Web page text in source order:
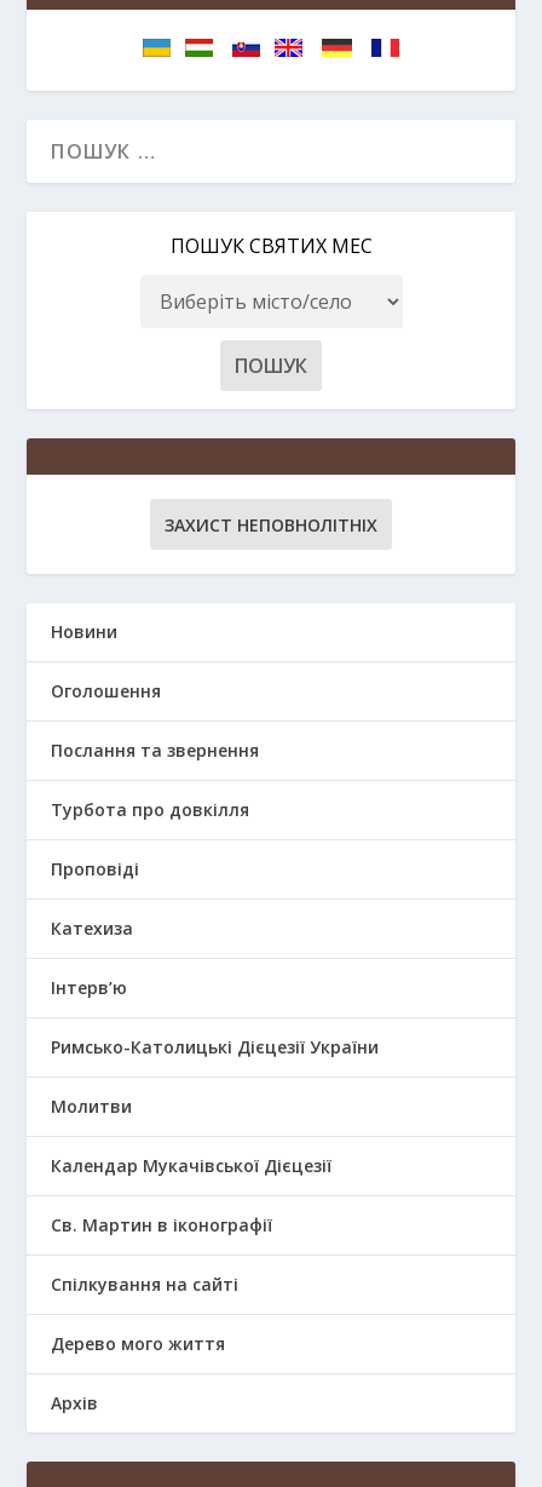
ПОШУК СВЯТИХ МЕС
ЗАХИСТ НЕПОВНОЛІТНІХ
Новини
Оголошення
Послання та звернення
Турбота про довкілля
Проповіді
Катехиза
Інтерв’ю
Римсько-Католицькі Дієцезії України
Молитви
Календар Мукачівської Дієцезії
Св. Мартин в іконографії
Спілкування на сайті
Дерево мого життя
Архів